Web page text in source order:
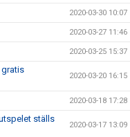
2020-03-30 10:07
2020-03-27 11:46
2020-03-25 15:37
gratis
2020-03-20 16:15
2020-03-18 17:28
ställs
2020-03-17 13:09